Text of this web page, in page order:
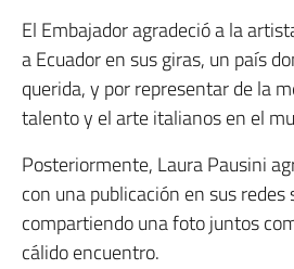
El Embajador agradeció a la
a Ecuador en sus giras, un país
querida, y por representar de la
talento y el arte italianos en el
Posteriormente, Laura Pausini
con una publicación en sus redes
compartiendo una foto juntos
cálido encuentro.